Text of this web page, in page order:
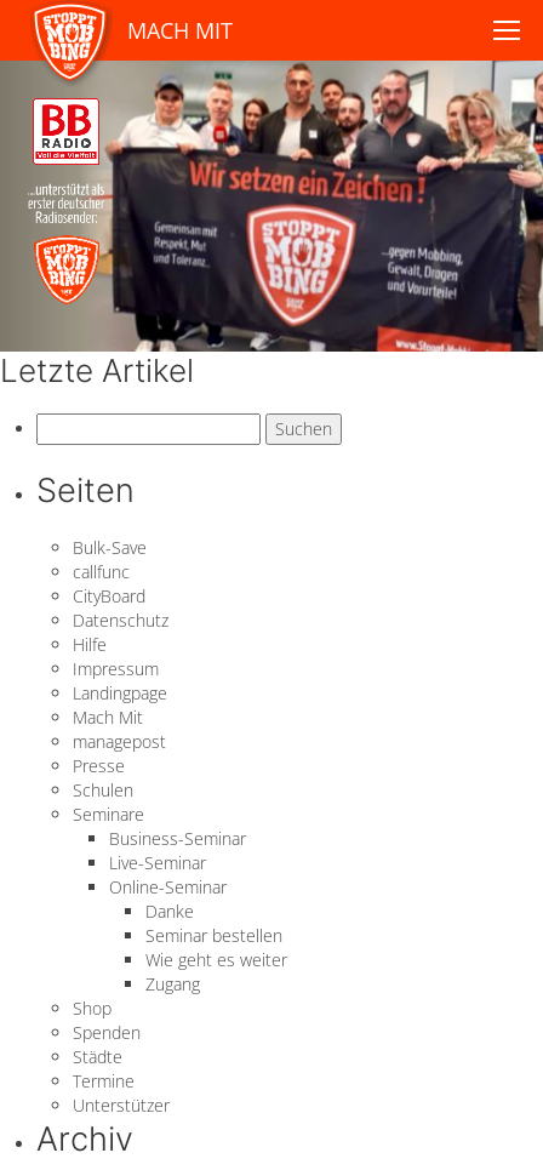
MACH MIT
Letzte Artikel
nach:
Seiten
Bulk-Save
callfunc
CityBoard
Datenschutz
Hilfe
Impressum
Landingpage
Mach Mit
managepost
Presse
Schulen
Seminare
Business-Seminar
Live-Seminar
Online-Seminar
Danke
Seminar bestellen
Wie geht es weiter
Zugang
Shop
Spenden
Städte
Termine
Unterstützer
Archiv